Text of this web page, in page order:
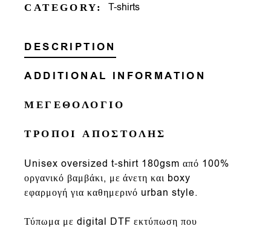
CATEGORY: T-shirts
DESCRIPTION
ADDITIONAL INFORMATION
ΜΕΓΕΘΟΛΟΓΙΟ
ΤΡΟΠΟΙ ΑΠΟΣΤΟΛΗΣ
Unisex oversized t-shirt 180gsmαπό 100%
οργανικό βαμβάκι, με άνετη και boxy
εφαρμογή για καθημερινό urban style.
Τύπωμα με digital DTF εκτύπωση που